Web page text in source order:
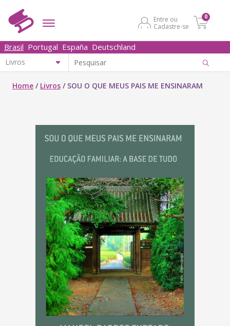
Entre ou
Cadastre-se
0
Brasil Portugal España Deutschland
Home / Livros / SOU O QUE MEUS PAIS ME ENSINARAM